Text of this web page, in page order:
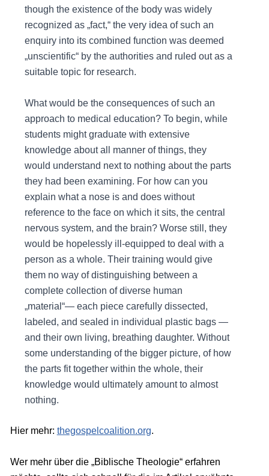
though the existence of the body was widely
recognized as „fact,“ the very idea of such an
enquiry into its combined function was deemed
„unscientific“ by the authorities and ruled out as a
suitable topic for research.
What would be the consequences of such an
approach to medical education? To begin, while
students might graduate with extensive
knowledge about all manner of things, they
would understand next to nothing about the parts
they had been examining. For how can you
explain what a nose is and does without
reference to the face on which it sits, the central
nervous system, and the brain? Worse still, they
would be hopelessly ill-equipped to deal with a
person as a whole. Their training would give
them no way of distinguishing between a
complete collection of diverse human
„material“— each piece carefully dissected,
labeled, and sealed in individual plastic bags —
and their own living, breathing daughter. Without
some understanding of the bigger picture, of how
the parts fit together within the whole, their
knowledge would ultimately amount to almost
nothing.
Hier mehr: thegospelcoalition.org.
Wer mehr über die „Biblische Theologie“ erfahren